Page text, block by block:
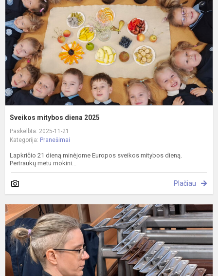
Sveikos mitybos diena 2025
Paskelbta: 2025-11-21
Kategorija: Pranešimai
Lapkričio 21 dieną minėjome Europos sveikos mitybos dieną.
Pertraukų metu mokini...
Plačiau